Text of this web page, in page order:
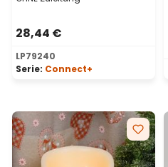
28,44 €
LP79240
Serie: Connect+